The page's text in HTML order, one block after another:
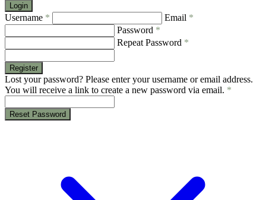
Login
Username * Email *
Password *
Repeat Password *
Register
Lost your password? Please enter your username or email address.
You will receive a link to create a new password via email. *
Reset Password